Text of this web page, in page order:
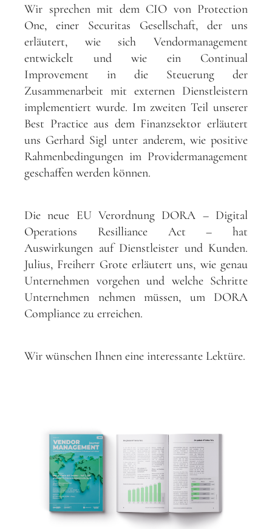
Wir sprechen mit dem CIO von Protection
One, einer Securitas Gesellschaft, der uns
erläutert, wie sich Vendormanagement
entwickelt und wie ein Continual
Improvement in die Steuerung der
Zusammenarbeit mit externen Dienstleistern
implementiert wurde. Im zweiten Teil unserer
Best Practice aus dem Finanzsektor erläutert
uns Gerhard Sigl unter anderem, wie positive
Rahmenbedingungen im Providermanagement
geschaffen werden können.
Die neue EU Verordnung DORA – Digital
Operations Resilliance Act – hat
Auswirkungen auf Dienstleister und Kunden.
Julius, Freiherr Grote erläutert uns, wie genau
Unternehmen vorgehen und welche Schritte
Unternehmen nehmen müssen, um DORA
Compliance zu erreichen.
Wir wünschen Ihnen eine interessante Lektüre.